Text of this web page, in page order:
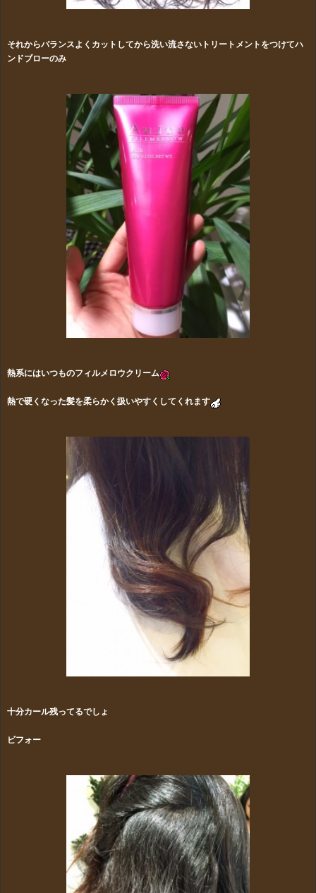
それからバランスよくカットしてから洗い流さないトリートメントをつけてハ
ンドブローのみ
熱系にはいつものフィルメロウクリーム
熱で硬くなった髪を柔らかく扱いやすくしてくれます
十分カール残ってるでしょ
ビフォー